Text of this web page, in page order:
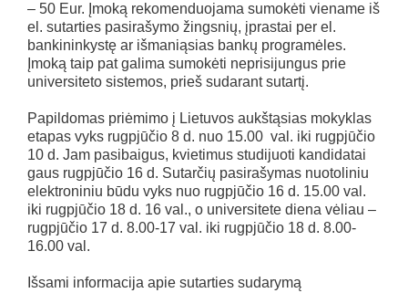
– 50 Eur. Įmoką rekomenduojama sumokėti viename iš
el. sutarties pasirašymo žingsnių, įprastai per el.
bankininkystę ar išmaniąsias bankų programėles.
Įmoką taip pat galima sumokėti neprisijungus prie
universiteto sistemos, prieš sudarant sutartį.
Papildomas priėmimo į Lietuvos aukštąsias mokyklas
etapas vyks rugpjūčio 8 d. nuo 15.00 val. iki rugpjūčio
10 d. Jam pasibaigus, kvietimus studijuoti kandidatai
gaus rugpjūčio 16 d. Sutarčių pasirašymas nuotoliniu
elektroniniu būdu vyks nuo rugpjūčio 16 d. 15.00 val.
iki rugpjūčio 18 d. 16 val., o universitete diena vėliau –
rugpjūčio 17 d. 8.00-17 val. iki rugpjūčio 18 d. 8.00-
16.00 val.
Išsami informacija apie sutarties sudarymą